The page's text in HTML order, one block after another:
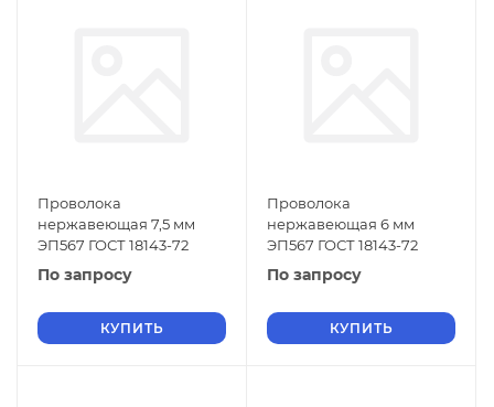
Проволока
нержавеющая 7,5 мм
ЭП567 ГОСТ 18143-72
По запросу
КУПИТЬ
Проволока
нержавеющая 6 мм
ЭП567 ГОСТ 18143-72
По запросу
КУПИТЬ